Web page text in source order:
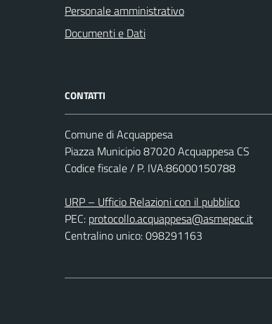
Personale amministrativo
Documenti e Dati
CONTATTI
Comune di Acquappesa
Piazza Municipio 87020 Acquappesa CS
Codice fiscale / P. IVA:86000150788
URP – Ufficio Relazioni con il pubblico
PEC: protocollo.acquappesa@asmepec.it
Centralino unico: 098291163